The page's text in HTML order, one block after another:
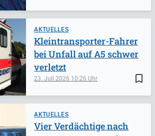
AKTUELLES
bookmark_border
23. Juli 2026 10:26
Kleintransporter-Fahrer
bei Unfall auf A5 schwer
verletzt
AKTUELLES
Vier Verdächtige nach